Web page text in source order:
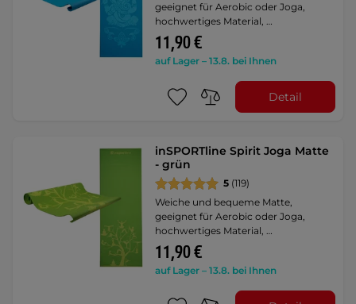
geeignet für Aerobic oder Joga,
hochwertiges Material, …
11,90 €
auf Lager – 13.8. bei Ihnen
Detail
inSPORTline Spirit Joga Matte
- grün
5 (119)
Weiche und bequeme Matte,
geeignet für Aerobic oder Joga,
hochwertiges Material, …
11,90 €
auf Lager – 13.8. bei Ihnen